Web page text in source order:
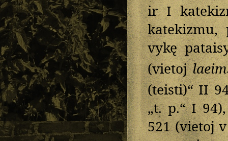
ir I
vykę
(vietoj
(teisti)“ II
„t. p.“ I
521 (vietoj